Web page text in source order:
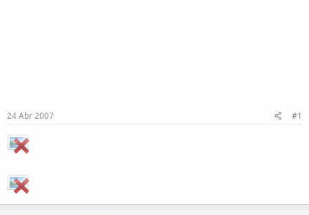
24 Abr 2007 #1